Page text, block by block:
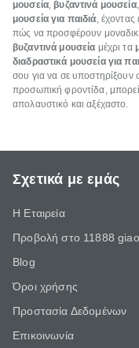
μουσεία,βυζαντινά μουσεία,
μουσεία για παιδιά, έχοντας
πώς να προσφέρουν
βυζαντινά μουσεία μέχρι τα
διαδραστικά μουσεία για
σου για να σε υποστηρίξουν
προσωπική φροντίδα,
απολαυστικό και αξέχαστο.
Σχετικά με εμάς
Η Εταιρεία
Προβολή στο 11888
Blog
Όροι χρήσης
Προστασία Δεδομένων
Επικοινωνία